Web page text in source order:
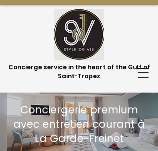
Concierge service in the heart of the Gulf of
Saint-Tropez
Conciergerie premium
avec entretien courant à
La Garde-Freinet